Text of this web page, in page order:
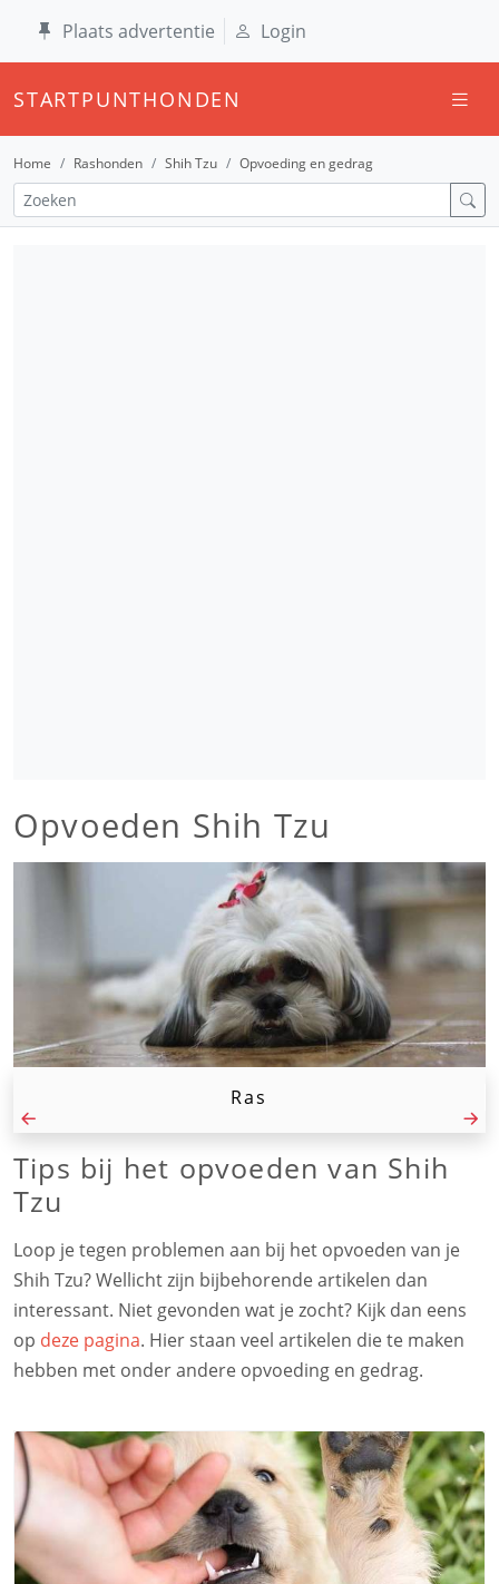
Plaats advertentie Login
STARTPUNTHONDEN
Home Rashonden Shih Tzu Opvoeding en gedrag
Opvoeden Shih Tzu
Ras
Tips bij het opvoeden van Shih
Tzu
Loop je tegen problemen aan bij het opvoeden van je
Shih Tzu? Wellicht zijn bijbehorende artikelen dan
interessant. Niet gevonden wat je zocht? Kijk dan eens
op deze pagina. Hier staan veel artikelen die te maken
hebben met onder andere opvoeding en gedrag.